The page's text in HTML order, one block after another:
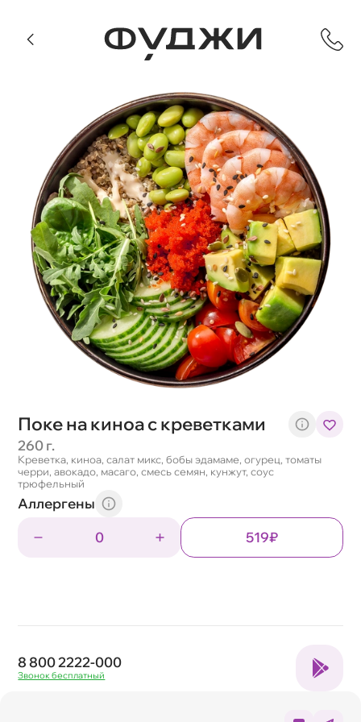
Поке на киноа с креветками
260 г.
Креветка, киноа, салат микс, бобы эдамаме, огурец, томаты
черри, авокадо, масаго, смесь семян, кунжут, соус
трюфельный
Аллергены
0
519₽
8 800 2222-000
Звонок бесплатный